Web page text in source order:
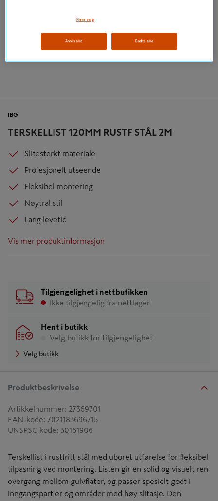
TERSKELLIST 120MM RUSTF STÅL 2M
IBG
Slitesterkt materiale
Profesjonelt utseende
Fleksibel montering
Nøytral stil
Lang levetid
Vis mer produktinformasjon
Tilgjengelighet i nettbutikken
Ikke tilgjengelig fra nettlager
Hent i butikk
Velg butikk for tilgjengelighet
Velg butikk
Produktbeskrivelse
Artikkelnummer: 27369701
EAN-kode: 7021183696715
UNSPSC kode: 30161906
Terskellist i rustfritt stål med uboret utførelse for fleksibel
tilpasning ved montering. Listen gir en solid og visuelt ren
overgang mellom gulvflater, og passer spesielt godt i
inngangspartier og områder med høy slitasje. Den
Flere valg
Avvis alle Godta alle